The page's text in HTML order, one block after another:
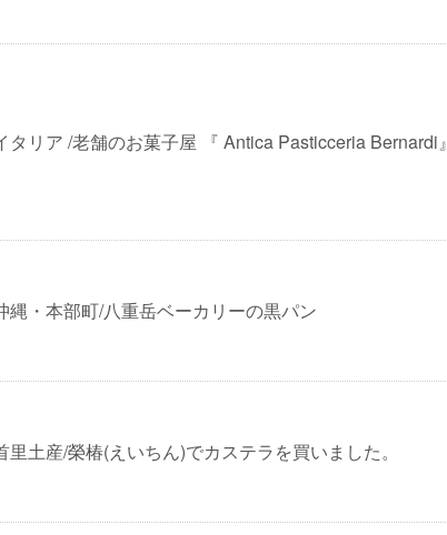
タリア /老舗のお菓子屋 『 Antica Pasticceria Bernardi』
縄・本部町/八重岳ベーカリーの黒パン
里土産/榮椿(えいちん)でカステラを買いました。